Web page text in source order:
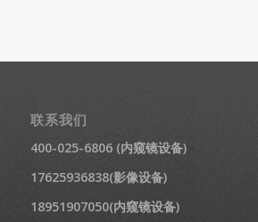
联系我们
400-025-6806 (内窥镜设备)
17625936838(影像设备)
18951907050(内窥镜设备)